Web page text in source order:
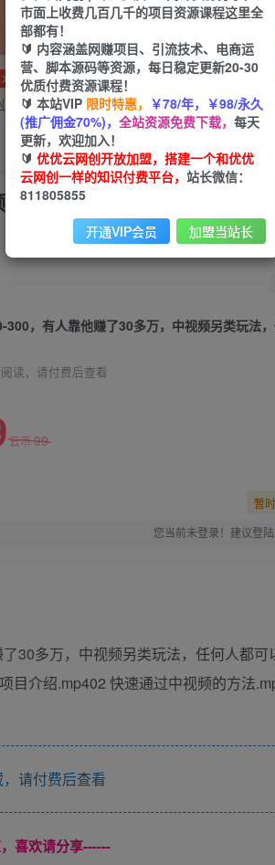
项目路子。
APP下载
站长V：
类玩法，任何人都可以做到
300，有人靠他赚了30多万，中视频另类玩法
读，请付费后查看
云币99
暂
您当前未登录！建议登
30多万，中视频另类玩法，任何人都可
目介绍.mp402 快速通过中视频的方法
请付费后查看
喜欢请分享------
市面上收费几百几千的项目资源课程这里全
部都有！
🔰 内容涵盖网赚项目、引流技术、电商运
营、脚本源码等资源，每日稳定更新20-30
优质付费资源课程！
🔰 本站VIP 限时特惠， ￥78/年，￥98/永久
(推广佣金70%)， 全站资源免费下载， 每天
更新，欢迎加入！
🔰 优优云网创开放加盟，搭建一个和优优
云网创一样的知识付费平台， 站长微信：
811805855
开通VIP会员 加盟当站长